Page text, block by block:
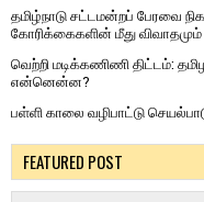
தமிழ்நாடு சட்டமன்றப் பேரவை
கோரிக்கைகளின் மீது விவாதமும்
வெற்றி மடிக்கணிணி திட்டம்:
என்னென்ன?
பள்ளி காலை வழிபாட்டு
FEATURED POST